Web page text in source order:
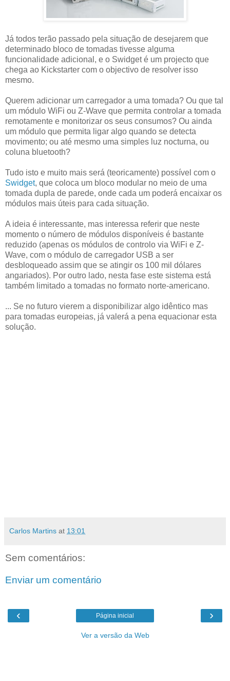
Já todos terão passado pela situação de desejarem que
determinado bloco de tomadas tivesse alguma
funcionalidade adicional, e o Swidget é um projecto que
chega ao Kickstarter com o objectivo de resolver isso
mesmo.
Querem adicionar um carregador a uma tomada? Ou que tal
um módulo WiFi ou Z-Wave que permita controlar a tomada
remotamente e monitorizar os seus consumos? Ou ainda
um módulo que permita ligar algo quando se detecta
movimento; ou até mesmo uma simples luz nocturna, ou
coluna bluetooth?
Tudo isto e muito mais será (teoricamente) possível com o
Swidget, que coloca um bloco modular no meio de uma
tomada dupla de parede, onde cada um poderá encaixar os
módulos mais úteis para cada situação.
A ideia é interessante, mas interessa referir que neste
momento o número de módulos disponíveis é bastante
reduzido (apenas os módulos de controlo via WiFi e Z-
Wave, com o módulo de carregador USB a ser
desbloqueado assim que se atingir os 100 mil dólares
angariados). Por outro lado, nesta fase este sistema está
também limitado a tomadas no formato norte-americano.
... Se no futuro vierem a disponibilizar algo idêntico mas
para tomadas europeias, já valerá a pena equacionar esta
solução.
Carlos Martins at 13:01
Sem comentários:
Enviar um comentário
‹ ›
Página inicial
Ver a versão da Web